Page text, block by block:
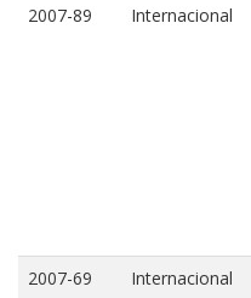
2007-89 Internacional
2007-69 Internacional